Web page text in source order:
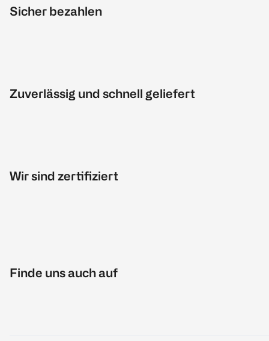
Sicher bezahlen
Zuverlässig und schnell geliefert
Wir sind zertifiziert
Finde uns auch auf